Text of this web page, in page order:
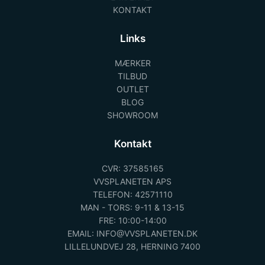
KONTAKT
Links
MÆRKER
TILBUD
OUTLET
BLOG
SHOWROOM
Kontakt
CVR: 37585165
VVSPLANETEN APS
TELEFON: 42571110
MAN - TORS: 9-11 & 13-15
FRE: 10:00-14:00
EMAIL: INFO@VVSPLANETEN.DK
LILLELUNDVEJ 28, HERNING 7400